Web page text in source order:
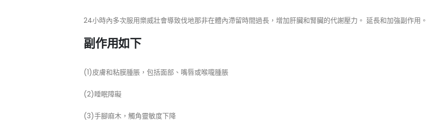
24小時內多次服用樂威壯會導致伐地那非在體內滯留時間過長，增加肝臟和腎臟的代謝壓力。 延長和加強副作用。
副作用如下
(1)皮膚和粘膜腫脹，包括面部、嘴唇或喉嚨腫脹
(2)睡眠障礙
(3)手腳麻木，觸角靈敏度下降